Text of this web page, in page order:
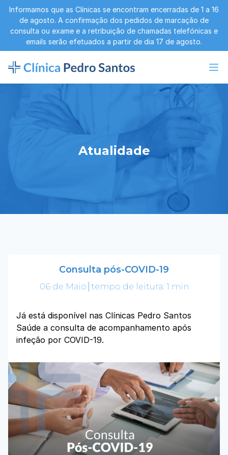
Informamos que as Clínicas se encontram encerradas de 1 a 16
de agosto. A confirmação dos pedidos de marcação de
consulta ou exame e a retribuição de chamadas telefónicas e
emails serão efetuados a partir de dia 17 de agosto.
Atualidade
Consulta pós-COVID-19
06 de Maio tempo de leitura: 1 min
Já está disponível nas Clínicas Pedro Santos
Saúde a consulta de acompanhamento após
infeção por COVID-19.